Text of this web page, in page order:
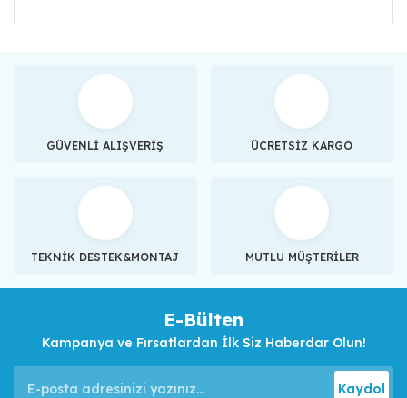
GÜVENLİ ALIŞVERİŞ ÜCRETSİZ KARGO
TEKNİK DESTEK&MONTAJ MUTLU MÜŞTERİLER
E-Bülten
Kampanya ve Fırsatlardan İlk Siz Haberdar Olun!
Kaydol